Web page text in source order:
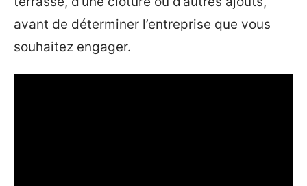
avant de déterminer l’entreprise que vous
souhaitez engager.